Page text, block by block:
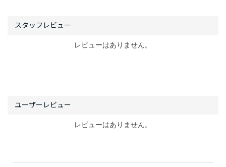
レビューはありません。
レビューはありません。